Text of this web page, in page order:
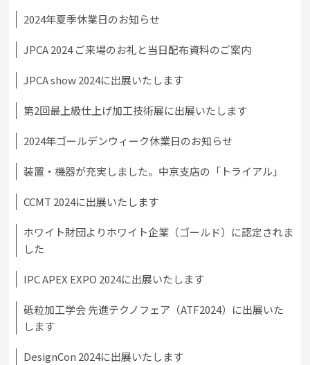
2024年夏季休業日のお知らせ
JPCA 2024 ご来場のお礼と当日配布資料のご案内
JPCA show 2024に出展いたします
第2回最上級仕上げ加工技術展に出展いたします
2024年ゴールデンウィーク休業日のお知らせ
装置・機器が充実しました。中京支店の「トライアル」
CCMT 2024に出展いたします
ホワイト財団よりホワイト企業（ゴールド）に認定されま
した
IPC APEX EXPO 2024に出展いたします
砥粒加工学会 先進テクノフェア（ATF2024）に出展いた
します
DesignCon 2024に出展いたします